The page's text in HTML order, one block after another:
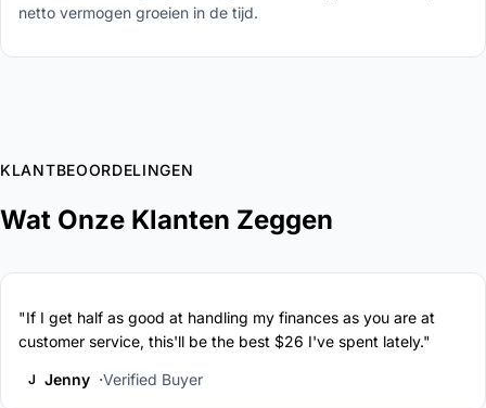
netto vermogen groeien in de tijd.
KLANTBEOORDELINGEN
Wat Onze Klanten Zeggen
"If I get half as good at handling my finances as you are at
customer service, this'll be the best $26 I've spent lately."
J Jenny Verified Buyer